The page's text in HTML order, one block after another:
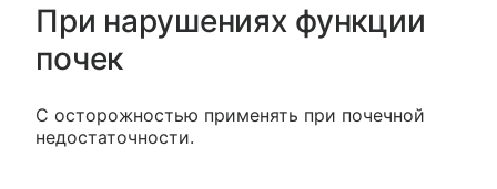
При нарушениях функции
почек
С осторожностью применять при почечной
недостаточности.